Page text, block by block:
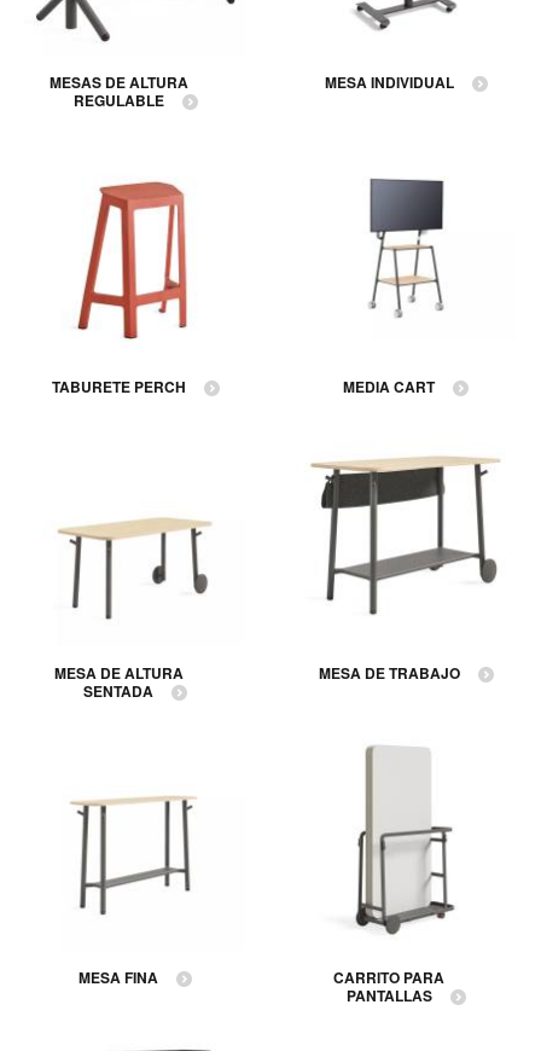
MESAS DE ALTURA
REGULABLE
MESA INDIVIDUAL
TABURETE PERCH MEDIA CART
MESA DE ALTURA
SENTADA
MESA DE TRABAJO
MESA FINA
CARRITO PARA
PANTALLAS